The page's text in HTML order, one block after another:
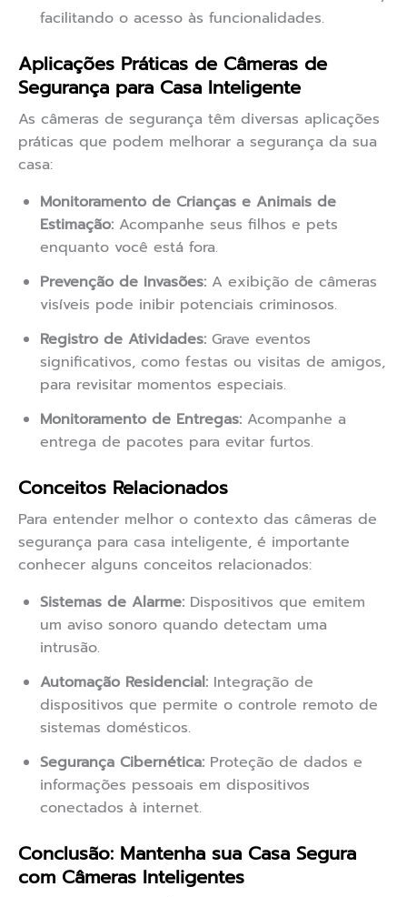
facilitando o acesso às funcionalidades.
Aplicações Práticas de Câmeras de
Segurança para Casa Inteligente
As câmeras de segurança têm diversas aplicações
práticas que podem melhorar a segurança da sua
casa:
Monitoramento de Crianças e Animais de
Estimação: Acompanhe seus filhos e pets
enquanto você está fora.
Prevenção de Invasões: A exibição de câmeras
visíveis pode inibir potenciais criminosos.
Registro de Atividades: Grave eventos
significativos, como festas ou visitas de amigos,
para revisitar momentos especiais.
Monitoramento de Entregas: Acompanhe a
entrega de pacotes para evitar furtos.
Conceitos Relacionados
Para entender melhor o contexto das câmeras de
segurança para casa inteligente, é importante
conhecer alguns conceitos relacionados:
Sistemas de Alarme: Dispositivos que emitem
um aviso sonoro quando detectam uma
intrusão.
Automação Residencial: Integração de
dispositivos que permite o controle remoto de
sistemas domésticos.
Segurança Cibernética: Proteção de dados e
informações pessoais em dispositivos
conectados à internet.
Conclusão: Mantenha sua Casa Segura
com Câmeras Inteligentes